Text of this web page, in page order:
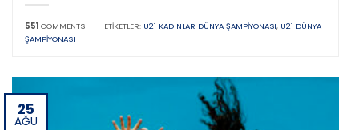
551 COMMENTS | ETIKETLER: U21 KADINLAR DÜNYA ŞAMPIYONASI, U21 DÜNYA
ŞAMPIYONASI
25
AĞU